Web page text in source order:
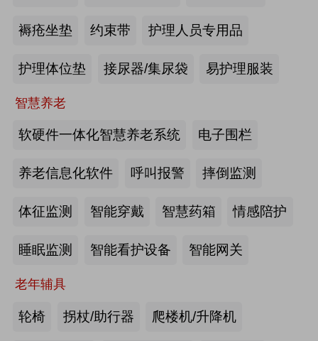
褥疮坐垫 约束带 护理人员专用品
护理体位垫 接尿器/集尿袋 易护理服装
智慧养老
软硬件一体化智慧养老系统 电子围栏
养老信息化软件 呼叫报警 摔倒监测
体征监测 智能穿戴 智慧药箱 情感陪护
睡眠监测 智能看护设备 智能网关
老年辅具
轮椅 拐杖/助行器 爬楼机/升降机
业陆家嘴峰会议程首发，早鸟通道同
步开放
来源:养老福祉圈 2026-07-23
施数量已达39.6万个
来源:中国新闻网
展千人老年脑健康专项关爱活动